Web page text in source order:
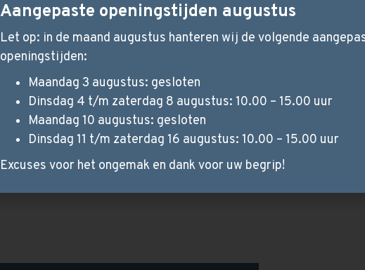
Atlanta groen 0900
TAPIJT
Dolce lichtblauw
Aangepaste openingstijden augustus
Let op: in de maand augustus hanteren wij de volgende
openingstijden:
Maandag 3 augustus: gesloten
Dinsdag 4 t/m zaterdag 8 augustus: 10.00 – 15.00 uur
Maandag 10 augustus: gesloten
Dinsdag 11 t/m zaterdag 16 augustus: 10.00 – 15.00 uur
Excuses voor het ongemak en dank voor uw begrip!